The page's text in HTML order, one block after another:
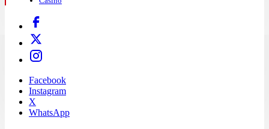
Facebook
Instagram
X
WhatsApp